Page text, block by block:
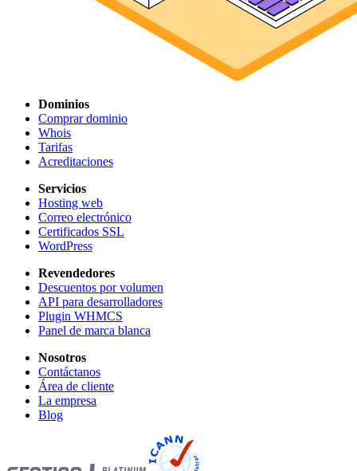
Dominios
Comprar dominio
Whois
Tarifas
Acreditaciones
Servicios
Hosting web
Correo electrónico
Certificados SSL
WordPress
Revendedores
Descuentos por volumen
API para desarrolladores
Plugin WHMCS
Panel de marca blanca
Nosotros
Contáctanos
Área de cliente
La empresa
Blog